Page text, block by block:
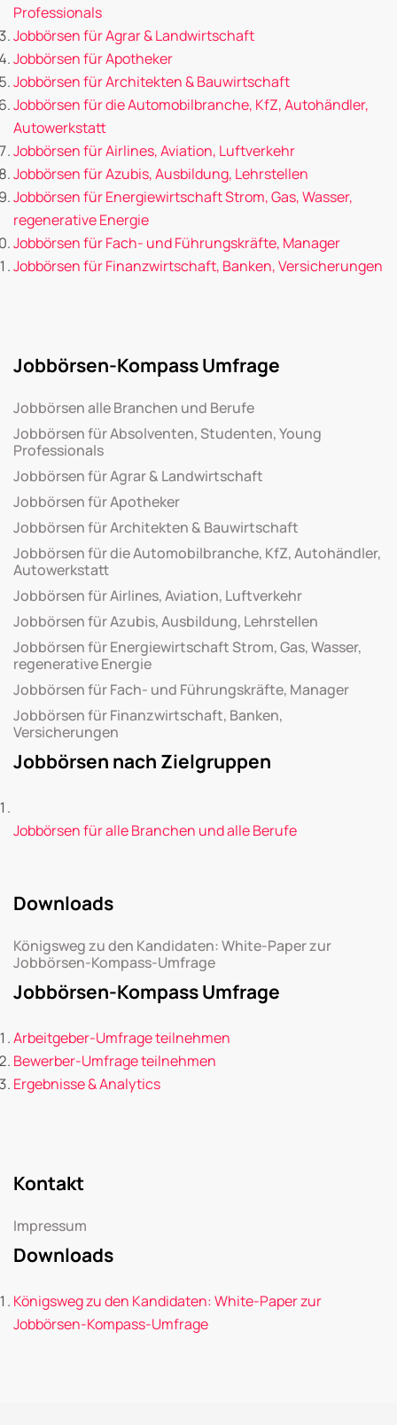
Professionals
Jobbörsen für Agrar & Landwirtschaft
Jobbörsen für Apotheker
Jobbörsen für Architekten & Bauwirtschaft
Jobbörsen für die Automobilbranche, KfZ, Autohändler,
Autowerkstatt
Jobbörsen für Airlines, Aviation, Luftverkehr
Jobbörsen für Azubis, Ausbildung, Lehrstellen
Jobbörsen für Energiewirtschaft Strom, Gas, Wasser,
regenerative Energie
Jobbörsen für Fach- und Führungskräfte, Manager
Jobbörsen für Finanzwirtschaft, Banken, Versicherungen
Jobbörsen-Kompass Umfrage
Jobbörsen alle Branchen und Berufe
Jobbörsen für Absolventen, Studenten, Young
Professionals
Jobbörsen für Agrar & Landwirtschaft
Jobbörsen für Apotheker
Jobbörsen für Architekten & Bauwirtschaft
Jobbörsen für die Automobilbranche, KfZ, Autohändler,
Autowerkstatt
Jobbörsen für Airlines, Aviation, Luftverkehr
Jobbörsen für Azubis, Ausbildung, Lehrstellen
Jobbörsen für Energiewirtschaft Strom, Gas, Wasser,
regenerative Energie
Jobbörsen für Fach- und Führungskräfte, Manager
Jobbörsen für Finanzwirtschaft, Banken,
Versicherungen
Jobbörsen nach Zielgruppen
Jobbörsen für alle Branchen und alle Berufe
Downloads
Königsweg zu den Kandidaten: White-Paper zur
Jobbörsen-Kompass-Umfrage
Jobbörsen-Kompass Umfrage
Arbeitgeber-Umfrage teilnehmen
Bewerber-Umfrage teilnehmen
Ergebnisse & Analytics
Kontakt
Impressum
Downloads
Königsweg zu den Kandidaten: White-Paper zur
Jobbörsen-Kompass-Umfrage